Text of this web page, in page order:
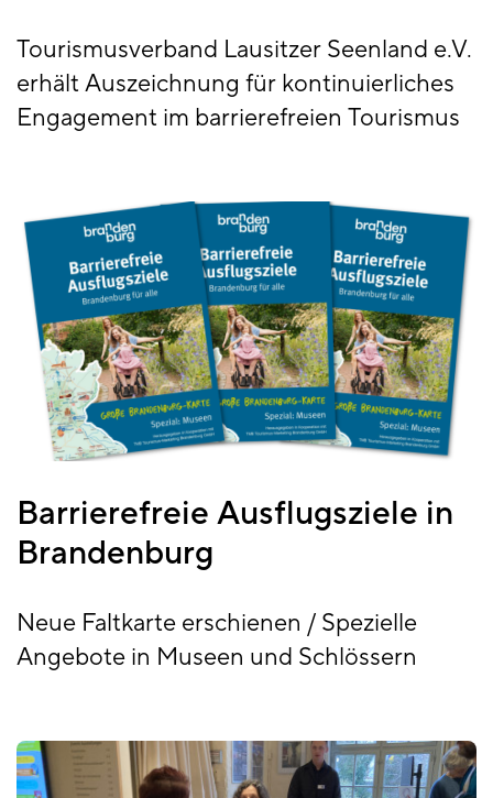
Tourismusverband Lausitzer Seenland e.V.
erhält Auszeichnung für kontinuierliches
Engagement im barrierefreien Tourismus
Barrierefreie Ausflugsziele in
Brandenburg
Neue Faltkarte erschienen / Spezielle
Angebote in Museen und Schlössern